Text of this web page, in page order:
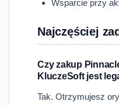
Wsparcie przy
Najczęściej
Czy zakup
KluczeSoft jest
Tak. Otrzymujesz